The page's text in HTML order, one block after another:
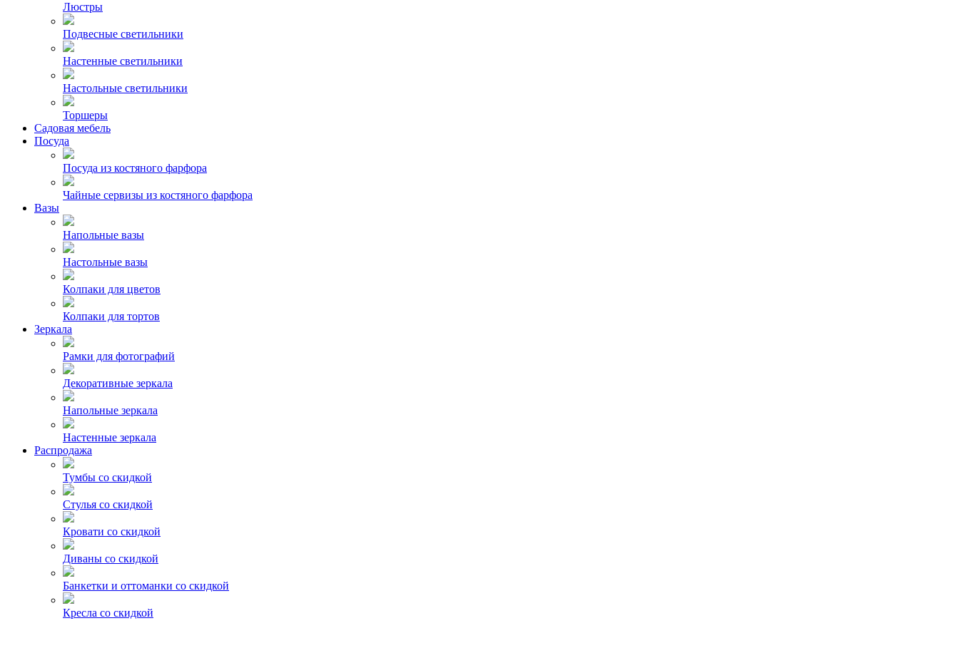
Люстры
Подвесные светильники
Настенные светильники
Настольные светильники
Торшеры
Садовая мебель
Посуда
Посуда из костяного фарфора
Чайные сервизы из костяного фарфора
Вазы
Напольные вазы
Настольные вазы
Колпаки для цветов
Колпаки для тортов
Зеркала
Рамки для фотографий
Декоративные зеркала
Напольные зеркала
Настенные зеркала
Распродажа
Тумбы со скидкой
Стулья со скидкой
Кровати со скидкой
Диваны со скидкой
Банкетки и оттоманки со скидкой
Кресла со скидкой